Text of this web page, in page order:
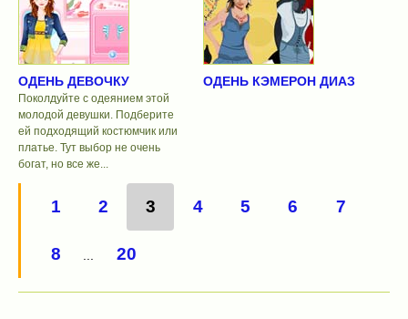
ОДЕНЬ ДЕВОЧКУ
Поколдуйте с одеянием этой
молодой девушки. Подберите
ей подходящий костюмчик или
платье. Тут выбор не очень
богат, но все же...
ОДЕНЬ КЭМЕРОН ДИАЗ
1 2 3 4 5 6 7
8 20